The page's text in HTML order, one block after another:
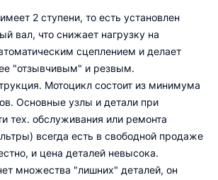
2 ступени, то есть установлен
вал, что снижает нагрузку на
сцеплением и делает
"отзывчивым" и резвым.
Мотоцикл состоит из минимума
Основные узлы и детали при
тех. обслуживания или ремонта
всегда есть в свободной продаже
и цена деталей невысока.
множества "лишних" деталей, он